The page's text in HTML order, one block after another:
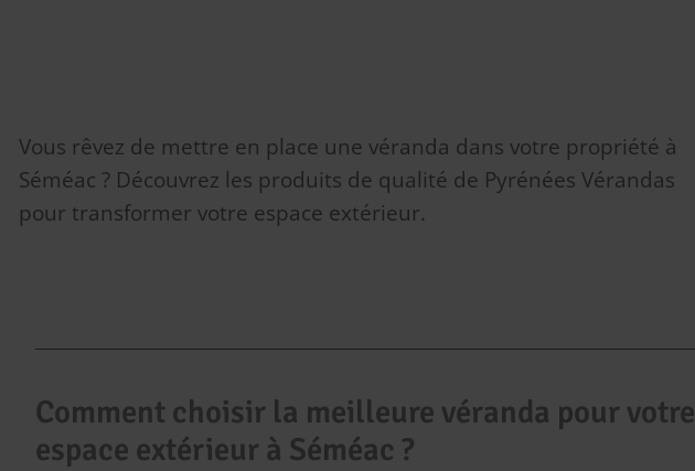
Vous rêvez de mettre en place une véranda dans votre propriété à
Séméac ? Découvrez les produits de qualité de Pyrénées Vérandas
pour transformer votre espace extérieur.
Comment choisir la meilleure véranda pour votre
espace extérieur à Séméac ?